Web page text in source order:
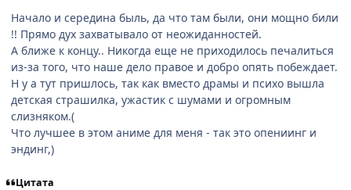
Начало и середина быль, да что там были, они мощно били
!! Прямо дух захватывало от неожиданностей.
А ближе к концу.. Никогда еще не приходилось печалиться
из-за того, что наше дело правое и добро опять побеждает.
Н у а тут пришлось, так как вместо драмы и психо вышла
детская страшилка, ужастик с шумами и огромным
слизняком.(
Что лучшее в этом аниме для меня - так это опениинг и
эндинг,)
Цитата